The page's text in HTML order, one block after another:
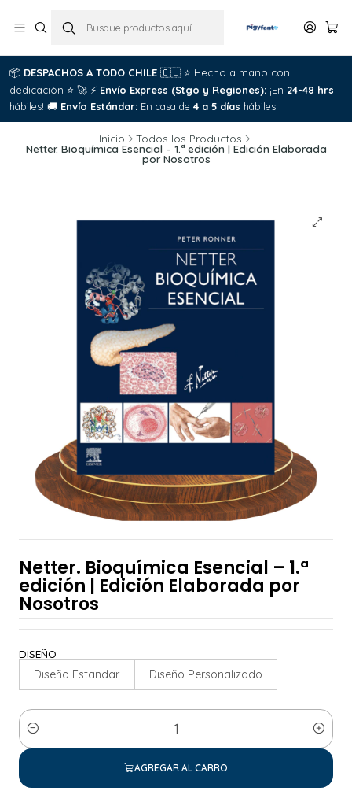
📦 DESPACHOS A TODO CHILE 🇨🇱 ⭐ Hecho a mano con
dedicación ⭐ 🚀 ⚡ Envío Express (Stgo y Regiones): ¡En 24-48 hrs
hábiles! 🚚 Envío Estándar: En casa de 4 a 5 días hábiles.
Inicio Todos los Productos
Netter. Bioquímica Esencial – 1.ª edición | Edición Elaborada
por Nosotros
Netter. Bioquímica Esencial – 1.ª
edición | Edición Elaborada por
Nosotros
DISEÑO
Diseño Estandar Diseño Personalizado
Cantidad
AGREGAR AL CARRO